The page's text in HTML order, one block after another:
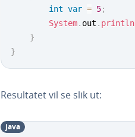
int var = 5;
System. out . println
}
}
Resultatet vil se slik ut:
java